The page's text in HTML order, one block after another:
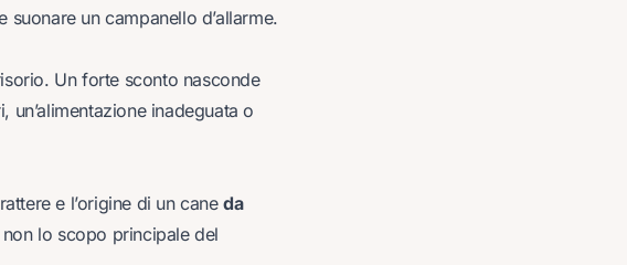
un campanello d’allarme.
Un forte sconto nasconde
un’alimentazione inadeguata o
e l’origine di un caneda
lo scopo principale del